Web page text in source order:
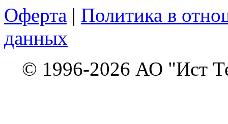
Оферта | Политика в
данных
© 1996-2026 АО "Ист